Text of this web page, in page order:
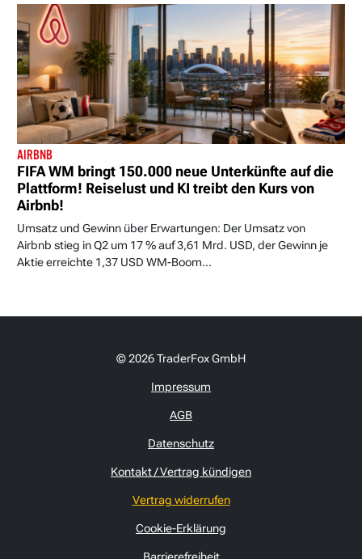
AIRBNB
FIFA WM bringt 150.000 neue Unterkünfte auf die
Plattform! Reiselust und KI treibt den Kurs von
Airbnb!
Umsatz und Gewinn über Erwartungen: Der Umsatz von
Airbnb stieg in Q2 um 17 % auf 3,61 Mrd. USD, der Gewinn je
Aktie erreichte 1,37 USD WM-Boom...
© 2026 TraderFox GmbH
Impressum
AGB
Datenschutz
Kontakt / Vertrag kündigen
Vertrag widerrufen
Cookie-Erklärung